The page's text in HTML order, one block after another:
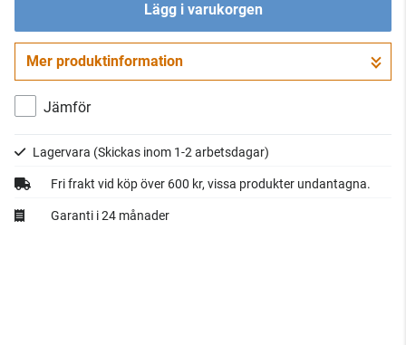
Lägg i varukorgen
Gå till kassan
Mer produktinformation
Jämför
Lagervara (Skickas inom 1-2 arbetsdagar)
Fri frakt vid köp över 600 kr, vissa produkter undantagna.
Garanti i 24 månader